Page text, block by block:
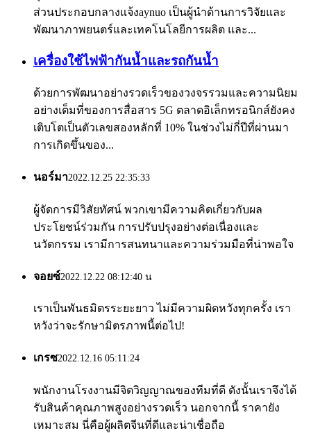
ส่วนประกอบกลางแจ้งaynuo เป็นผู้นำด้านการวิจัยและ
พัฒนาภาพยนตร์และเทคโนโลยีการผลิต และ...
เครื่องใช้ไฟฟ้ากันน้ำและรถกันน้ำ
ด้วยการพัฒนาอย่างรวดเร็วของวงจรรวมและความนิยม
อย่างเต็มที่ของการสื่อสาร 5G ตลาดอิเล็กทรอนิกส์ยังคง
เติบโตเป็นตัวเลขสองหลักที่ 10% ในช่วงไม่กี่ปีที่ผ่านมา
การเกิดขึ้นของ...
นอร์มา2022.12.25 22:35:33
ผู้จัดการมีวิสัยทัศน์ พวกเขามีความคิดเกี่ยวกับผล
ประโยชน์ร่วมกัน การปรับปรุงอย่างต่อเนื่องและ
นวัตกรรม เรามีการสนทนาและความร่วมมือที่น่าพอใจ
จอยซ์2022.12.22 08:12:40 น
เราเป็นพันธมิตรระยะยาว ไม่มีความผิดหวังทุกครั้ง เรา
หวังว่าจะรักษามิตรภาพนี้ต่อไป!
เกรซ2022.12.16 05:11:24
พนักงานโรงงานมีจิตวิญญาณของทีมที่ดี ดังนั้นเราจึงได้
รับสินค้าคุณภาพสูงอย่างรวดเร็ว นอกจากนี้ ราคายัง
เหมาะสม นี่คือผู้ผลิตจีนที่ดีและน่าเชื่อถือ